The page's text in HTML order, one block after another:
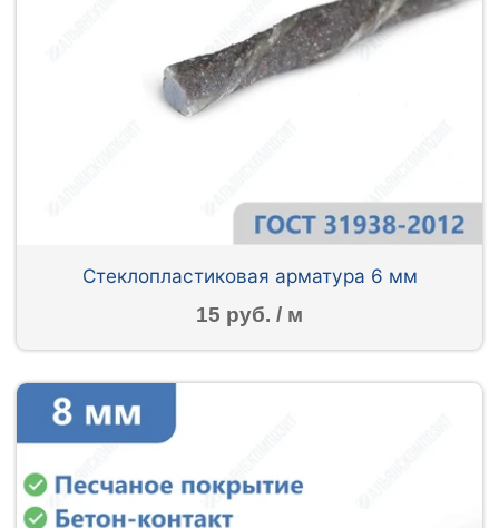
Стеклопластиковая арматура 6 мм
15 руб. / м